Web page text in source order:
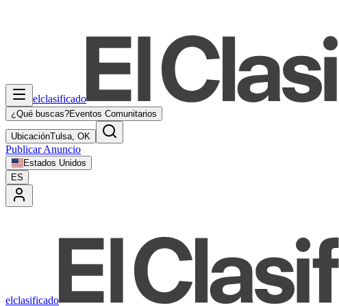
elclasificado
¿Qué buscas?Eventos Comunitarios
UbicaciónTulsa, OK
Publicar Anuncio
Estados Unidos
ES
elclasificado